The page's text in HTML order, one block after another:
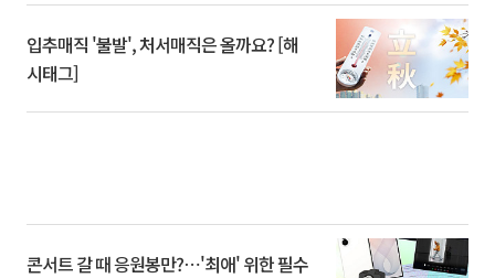
입추매직 '불발', 처서매직은 올까요? [해
시태그]
콘서트 갈 때 응원봉만?⋯'최애' 위한 필수